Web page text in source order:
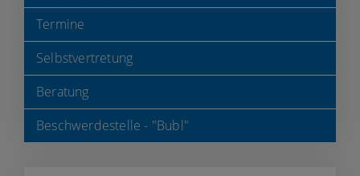
Termine
Selbstvertretung
Beratung
Beschwerdestelle - "Bubl"